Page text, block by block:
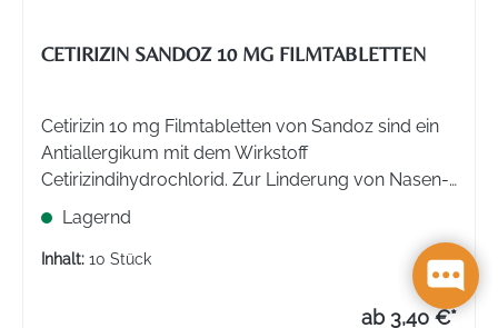
CETIRIZIN SANDOZ 10 MG FILMTABLETTEN
Cetirizin 10 mg Filmtabletten von Sandoz sind ein
Antiallergikum mit dem Wirkstoff
Cetirizindihydrochlorid. Zur Linderung von Nasen-
und Augensymptomen bei saisonaler und
ganzjähriger allergischer Rhinitis sowie zur
Linderung von chronischer Nesselsucht.
Lagernd
Inhalt: 10 Stück
ab 3,40 €*